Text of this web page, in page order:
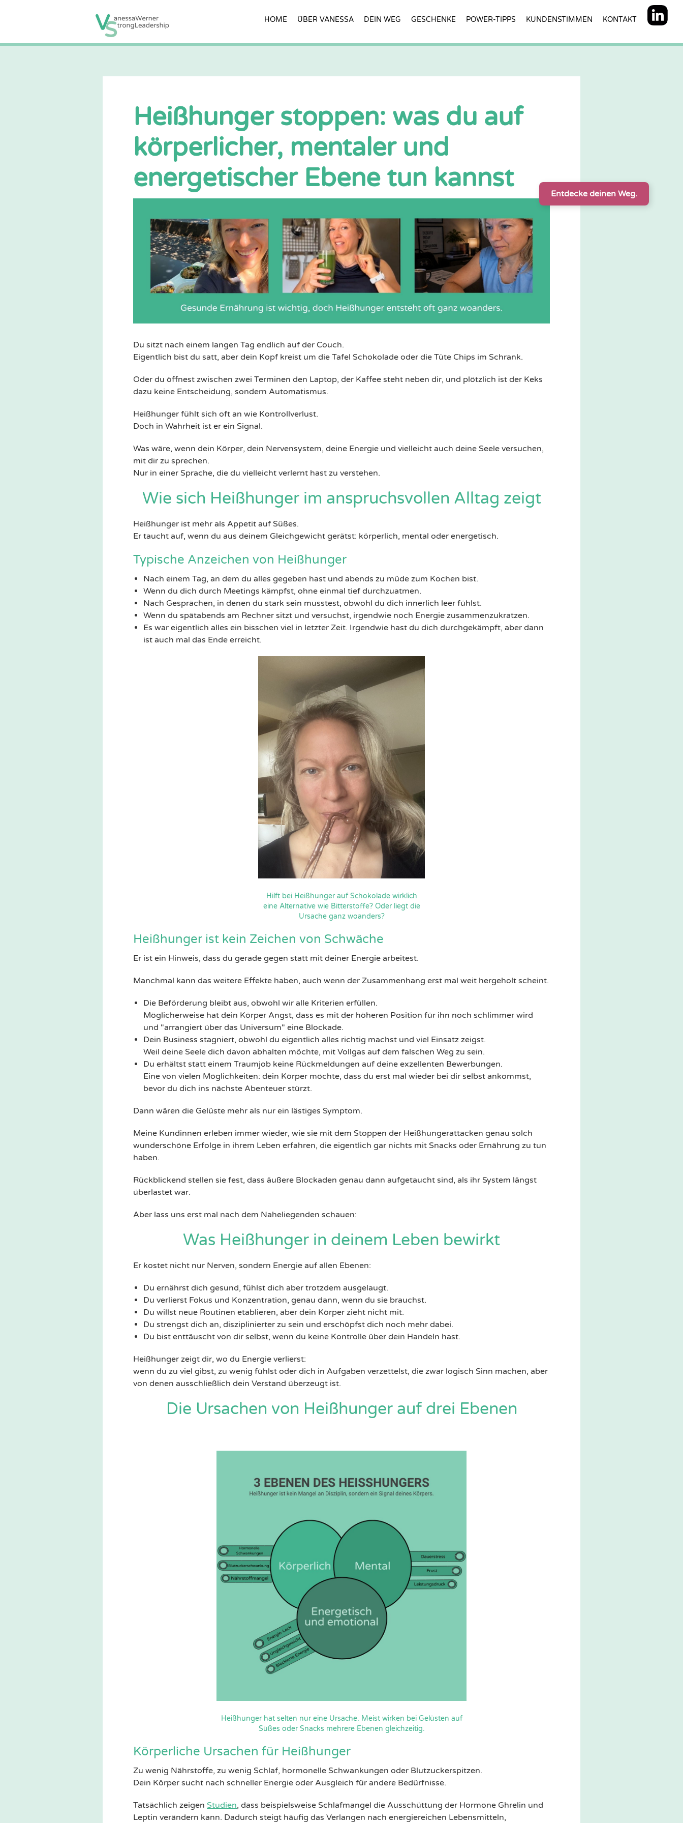
HOME ÜBER VANESSA DEIN WEG GESCHENKE POWER-TIPPS KUNDENSTIMMEN KONTAKT
Heißhunger stoppen: was du auf
körperlicher, mentaler und
energetischer Ebene tun kannst
Du sitzt nach einem langen Tag endlich auf der Couch.
Eigentlich bist du satt, aber dein Kopf kreist um die Tafel Schokolade oder die Tüte Chips im Schrank.
Oder du öffnest zwischen zwei Terminen den Laptop, der Kaffee steht neben dir, und plötzlich ist der Keks
dazu keine Entscheidung, sondern Automatismus.
Heißhunger fühlt sich oft an wie Kontrollverlust.
Doch in Wahrheit ist er ein Signal.
Was wäre, wenn dein Körper, dein Nervensystem, deine Energie und vielleicht auch deine Seele versuchen,
mit dir zu sprechen.
Nur in einer Sprache, die du vielleicht verlernt hast zu verstehen.
Wie sich Heißhunger im anspruchsvollen Alltag zeigt
Heißhunger ist mehr als Appetit auf Süßes.
Er taucht auf, wenn du aus deinem Gleichgewicht gerätst: körperlich, mental oder energetisch.
Typische Anzeichen von Heißhunger
Nach einem Tag, an dem du alles gegeben hast und abends zu müde zum Kochen bist.
Wenn du dich durch Meetings kämpfst, ohne einmal tief durchzuatmen.
Nach Gesprächen, in denen du stark sein musstest, obwohl du dich innerlich leer fühlst.
Wenn du spätabends am Rechner sitzt und versuchst, irgendwie noch Energie zusammenzukratzen.
Es war eigentlich alles ein bisschen viel in letzter Zeit. Irgendwie hast du dich durchgekämpft, aber dann
ist auch mal das Ende erreicht.
Hilft bei Heißhunger auf Schokolade wirklich
eine Alternative wie Bitterstoffe? Oder liegt die
Ursache ganz woanders?
Heißhunger ist kein Zeichen von Schwäche
Er ist ein Hinweis, dass du gerade gegen statt mit deiner Energie arbeitest.
Manchmal kann das weitere Effekte haben, auch wenn der Zusammenhang erst mal weit hergeholt scheint.
Die Beförderung bleibt aus, obwohl wir alle Kriterien erfüllen.
Möglicherweise hat dein Körper Angst, dass es mit der höheren Position für ihn noch schlimmer wird
und "arrangiert über das Universum" eine Blockade.
Dein Business stagniert, obwohl du eigentlich alles richtig machst und viel Einsatz zeigst.
Weil deine Seele dich davon abhalten möchte, mit Vollgas auf dem falschen Weg zu sein.
Du erhältst statt einem Traumjob keine Rückmeldungen auf deine exzellenten Bewerbungen.
Eine von vielen Möglichkeiten: dein Körper möchte, dass du erst mal wieder bei dir selbst ankommst,
bevor du dich ins nächste Abenteuer stürzt.
Dann wären die Gelüste mehr als nur ein lästiges Symptom.
Meine Kundinnen erleben immer wieder, wie sie mit dem Stoppen der Heißhungerattacken genau solch
wunderschöne Erfolge in ihrem Leben erfahren, die eigentlich gar nichts mit Snacks oder Ernährung zu tun
haben.
Rückblickend stellen sie fest, dass äußere Blockaden genau dann aufgetaucht sind, als ihr System längst
überlastet war.
Aber lass uns erst mal nach dem Naheliegenden schauen:
Was Heißhunger in deinem Leben bewirkt
Er kostet nicht nur Nerven, sondern Energie auf allen Ebenen:
Du ernährst dich gesund, fühlst dich aber trotzdem ausgelaugt.
Du verlierst Fokus und Konzentration, genau dann, wenn du sie brauchst.
Du willst neue Routinen etablieren, aber dein Körper zieht nicht mit.
Du strengst dich an, disziplinierter zu sein und erschöpfst dich noch mehr dabei.
Du bist enttäuscht von dir selbst, wenn du keine Kontrolle über dein Handeln hast.
Heißhunger zeigt dir, wo du Energie verlierst:
wenn du zu viel gibst, zu wenig fühlst oder dich in Aufgaben verzettelst, die zwar logisch Sinn machen, aber
von denen ausschließlich dein Verstand überzeugt ist.
Die Ursachen von Heißhunger auf drei Ebenen
Heißhunger hat selten nur eine Ursache. Meist wirken bei Gelüsten auf
Süßes oder Snacks mehrere Ebenen gleichzeitig.
Körperliche Ursachen für Heißhunger
Zu wenig Nährstoffe, zu wenig Schlaf, hormonelle Schwankungen oder Blutzuckerspitzen.
Dein Körper sucht nach schneller Energie oder Ausgleich für andere Bedürfnisse.
Tatsächlich zeigen Studien, dass beispielsweise Schlafmangel die Ausschüttung der Hormone Ghrelin und
Leptin verändern kann. Dadurch steigt häufig das Verlangen nach energiereichen Lebensmitteln,
Entdecke deinen Weg.